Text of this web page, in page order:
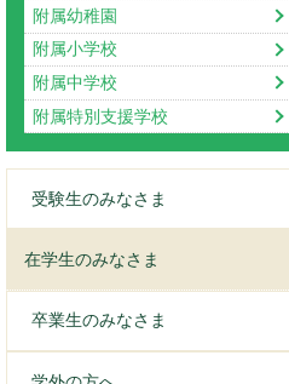
附属幼稚園
附属小学校
附属中学校
附属特別支援学校
受験生のみなさま
在学生のみなさま
卒業生のみなさま